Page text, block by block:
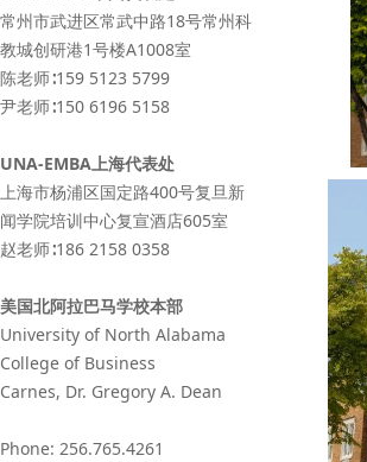
常州市武进区常武中路18号常州科
教城创研港1号楼A1008室
陈老师∶159 5123 5799
尹老师∶150 6196 5158
UNA-EMBA上海代表处
上海市杨浦区国定路400号复旦新
闻学院培训中心复宣酒店605室
赵老师∶186 2158 0358
美国北阿拉巴马学校本部
University of North Alabama
College of Business
Carnes, Dr. Gregory A. Dean
Phone: 256.765.4261